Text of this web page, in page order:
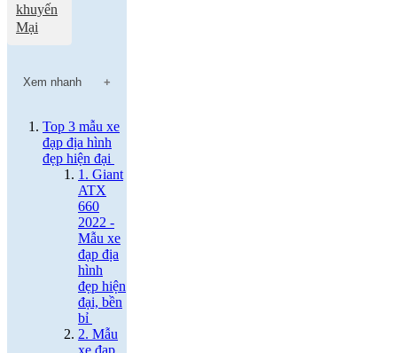
khuyến
Mại
Xem nhanh
Top 3 mẫu xe
đạp địa hình
đẹp hiện đại
1. Giant
ATX
660
2022 -
Mẫu xe
đạp địa
hình
đẹp hiện
đại, bền
bỉ
2. Mẫu
xe đạp